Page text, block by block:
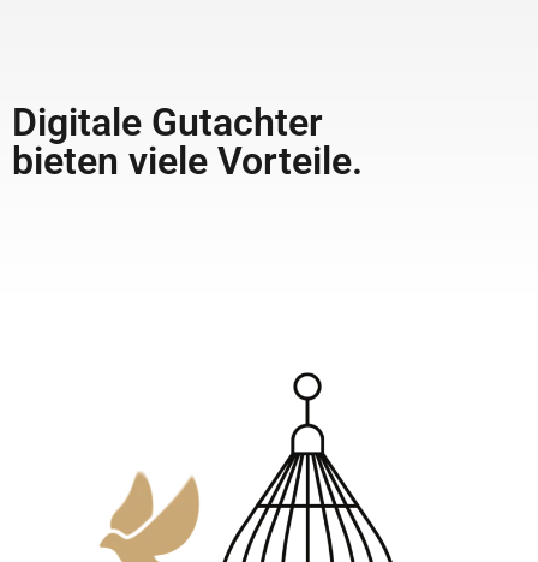
Digitale Gutachter
bieten viele Vorteile.